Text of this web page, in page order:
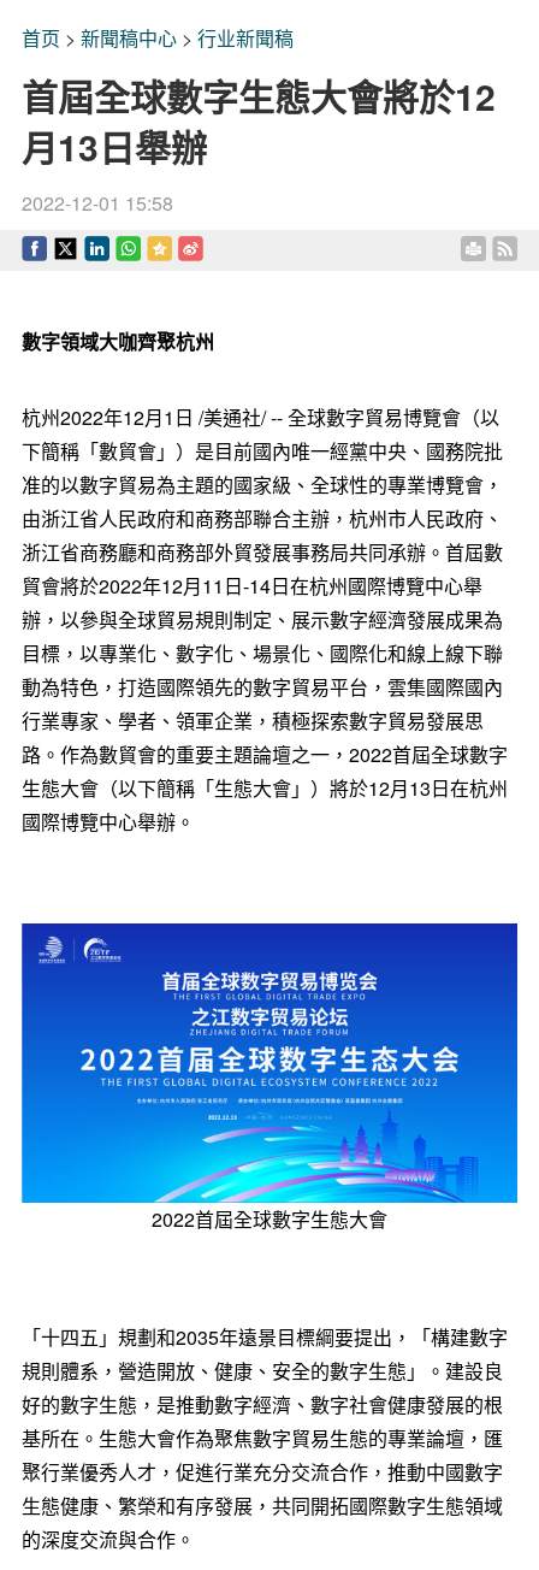
首页 > 新聞稿中心> 行业新聞稿
首屆全球數字生態大會將於12
月13日舉辦
2022-12-01 15:58
數字領域大咖齊聚杭州
杭州2022年12月1日 /美通社/ -- 全球數字貿易博覽會（以
下簡稱「數貿會」）是目前國內唯一經黨中央、國務院批
准的以數字貿易為主題的國家級、全球性的專業博覽會，
由浙江省人民政府和商務部聯合主辦，杭州市人民政府、
浙江省商務廳和商務部外貿發展事務局共同承辦。首屆數
貿會將於2022年12月11日-14日在杭州國際博覽中心舉
辦，以參與全球貿易規則制定、展示數字經濟發展成果為
目標，以專業化、數字化、場景化、國際化和線上線下聯
動為特色，打造國際領先的數字貿易平台，雲集國際國內
行業專家、學者、領軍企業，積極探索數字貿易發展思
路。作為數貿會的重要主題論壇之一，2022首屆全球數字
生態大會（以下簡稱「生態大會」）將於12月13日在杭州
國際博覽中心舉辦。
2022首屆全球數字生態大會
「十四五」規劃和2035年遠景目標綱要提出，「構建數字
規則體系，營造開放、健康、安全的數字生態」。建設良
好的數字生態，是推動數字經濟、數字社會健康發展的根
基所在。生態大會作為聚焦數字貿易生態的專業論壇，匯
聚行業優秀人才，促進行業充分交流合作，推動中國數字
生態健康、繁榮和有序發展，共同開拓國際數字生態領域
的深度交流與合作。